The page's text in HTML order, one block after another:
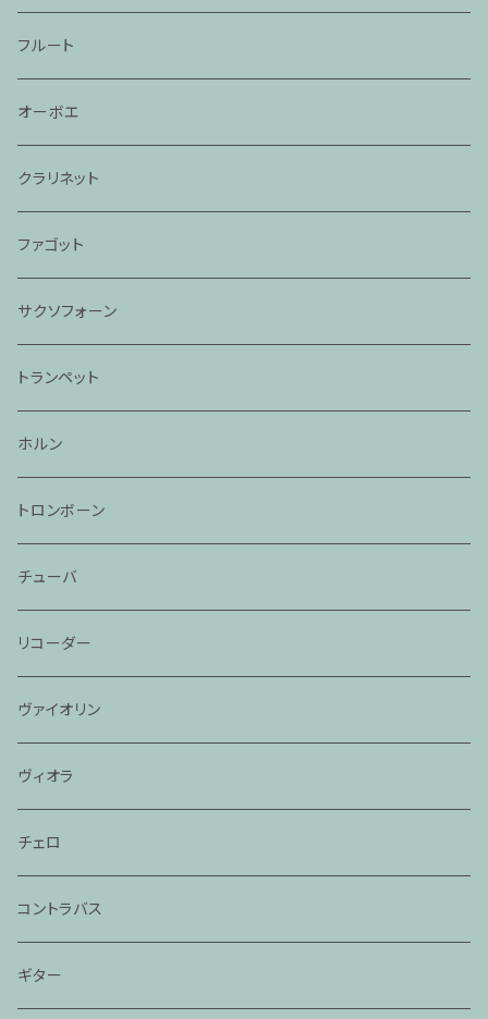
フルート
オーボエ
クラリネット
ファゴット
サクソフォーン
トランペット
ホルン
トロンボーン
チューバ
リコーダー
ヴァイオリン
ヴィオラ
チェロ
コントラバス
ギター